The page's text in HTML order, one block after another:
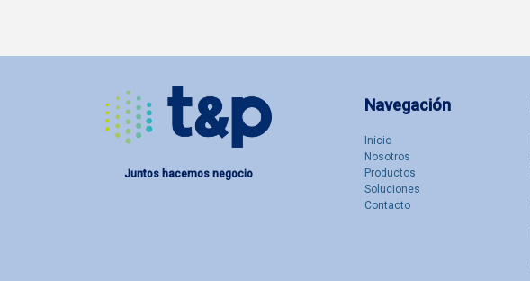
Navegación
Inicio
Nosotro​s
Productos
Soluciones
Contacto
Juntos hacemos negocio